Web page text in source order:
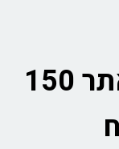
*מינימום הזמנה באתר 150